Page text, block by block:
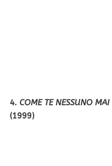
4. COME TE NESSUNO MAI
(1999)